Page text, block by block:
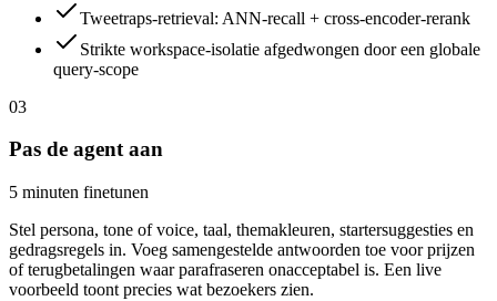
Tweetraps-retrieval: ANN-recall + cross-encoder-rerank
Strikte workspace-isolatie afgedwongen door een globale
query-scope
03
Pas de agent aan
5 minuten finetunen
Stel persona, tone of voice, taal, themakleuren, startersuggesties en
gedragsregels in. Voeg samengestelde antwoorden toe voor prijzen
of terugbetalingen waar parafraseren onacceptabel is. Een live
voorbeeld toont precies wat bezoekers zien.